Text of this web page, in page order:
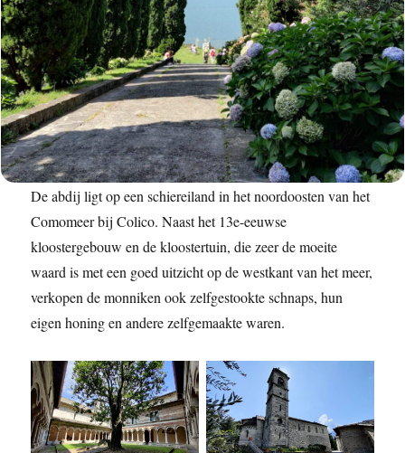
De abdij ligt op een schiereiland in het noordoosten van het
Comomeer bij Colico. Naast het 13e-eeuwse
kloostergebouw en de kloostertuin, die zeer de moeite
waard is met een goed uitzicht op de westkant van het meer,
verkopen de monniken ook zelfgestookte schnaps, hun
eigen honing en andere zelfgemaakte waren.